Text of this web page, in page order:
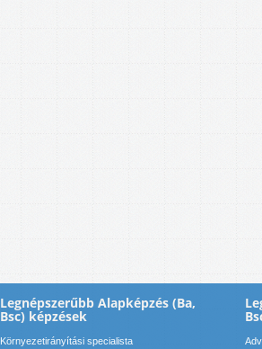
Legnépszerűbb Alapképzés (Ba,
Bsc) képzések
Környezetirányítási specialista